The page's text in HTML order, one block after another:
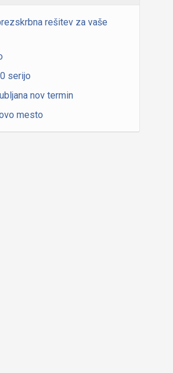
rešitev za vaše
serijo
nov termin
mesto